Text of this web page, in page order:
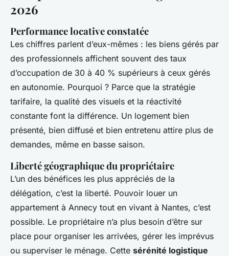
2026
Performance locative constatée
Les chiffres parlent d’eux-mêmes : les biens gérés par
des professionnels affichent souvent des taux
d’occupation de 30 à 40 % supérieurs à ceux gérés
en autonomie. Pourquoi ? Parce que la stratégie
tarifaire, la qualité des visuels et la réactivité
constante font la différence. Un logement bien
présenté, bien diffusé et bien entretenu attire plus de
demandes, même en basse saison.
Liberté géographique du propriétaire
L’un des bénéfices les plus appréciés de la
délégation, c’est la liberté. Pouvoir louer un
appartement à Annecy tout en vivant à Nantes, c’est
possible. Le propriétaire n’a plus besoin d’être sur
place pour organiser les arrivées, gérer les imprévus
ou superviser le ménage. Cette sérénité logistique